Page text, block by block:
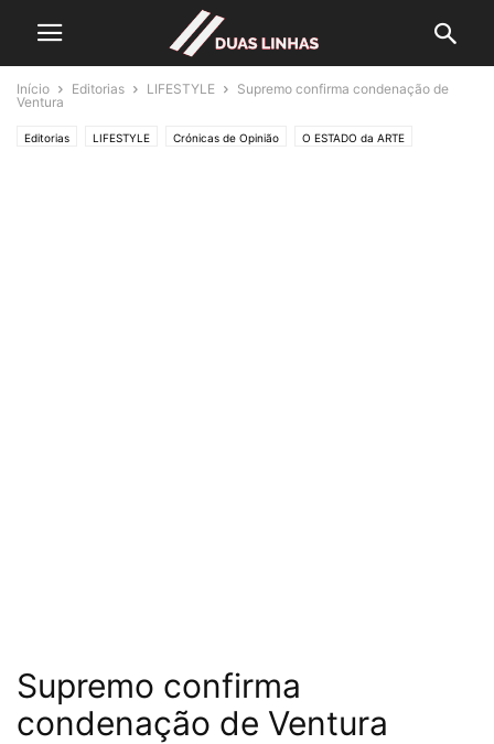
Início Editorias LIFESTYLE
Supremo confirma condenação de
Ventura
Editorias LIFESTYLE Crónicas de Opinião O ESTADO da ARTE
Supremo confirma
condenação de Ventura